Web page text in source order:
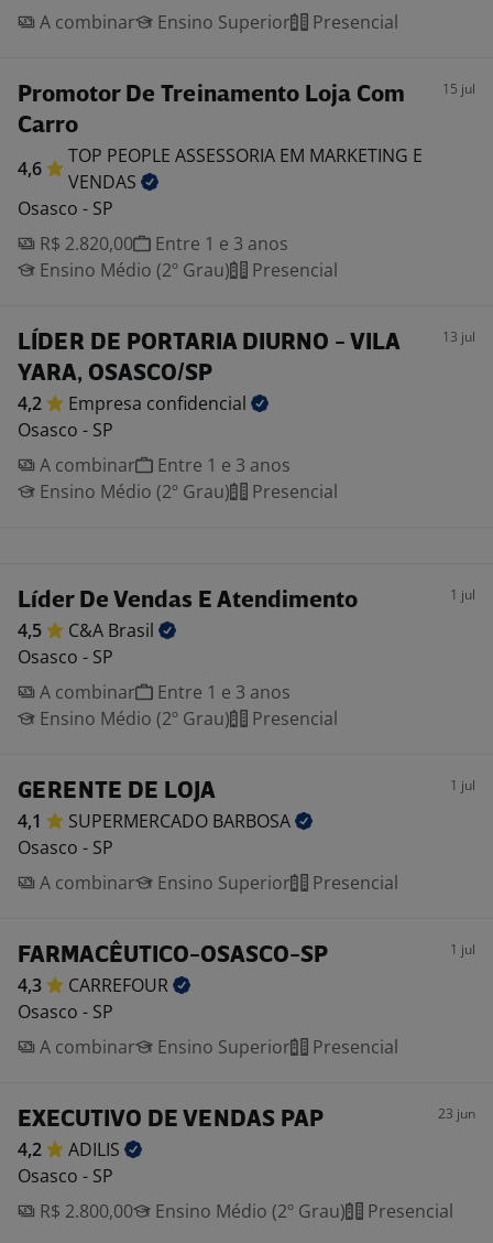
A combinar
Ensino Superior Presencial
Promotor De Treinamento Loja Com
Carro
15 jul
4,6
TOP PEOPLE ASSESSORIA EM MARKETING E
VENDAS
Osasco - SP
R$ 2.820,00
Entre 1 e 3 anos
Ensino Médio (2º Grau)
Presencial
LÍDER DE PORTARIA DIURNO - VILA
YARA, OSASCO/SP
13 jul
4,2 Empresa confidencial
Osasco - SP
A combinar
Entre 1 e 3 anos
Ensino Médio (2º Grau)
Presencial
Líder De Vendas E Atendimento 1 jul
4,5 C&A Brasil
Osasco - SP
A combinar
Entre 1 e 3 anos
Ensino Médio (2º Grau)
Presencial
GERENTE DE LOJA 1 jul
4,1 SUPERMERCADO BARBOSA
Osasco - SP
A combinar
Ensino Superior Presencial
FARMACÊUTICO-OSASCO-SP 1 jul
4,3
CARREFOUR
Osasco - SP
A combinar
Ensino Superior Presencial
EXECUTIVO DE VENDAS PAP 23 jun
4,2
ADILIS
Osasco - SP
R$ 2.800,00
Ensino Médio (2º Grau) Presencial